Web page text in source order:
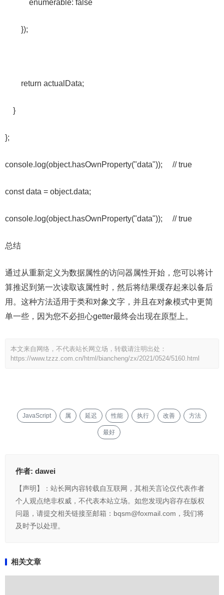
enumerable: false
});
return actualData;
}
};
console.log(object.hasOwnProperty("data")); // true
const data = object.data;
console.log(object.hasOwnProperty("data")); // true
总结
通过从重新定义为数据属性的访问器属性开始，您可以将计
算推迟到第一次读取该属性时，然后将结果缓存起来以备后
用。这种方法适用于类和对象文字，并且在对象模式中更简
单一些，因为您不必担心getter最终会出现在原型上。
本文来自网络，不代表站长网立场，转载请注明出处：
https://www.tzzz.com.cn/html/biancheng/zx/2021/0524/5160.html
JavaScript 属 延迟 性能 执行 改善 方法
最好
作者: dawei
【声明】：站长网内容转载自互联网，其相关言论仅代表作者
个人观点绝非权威，不代表本站立场。如您发现内容存在版权
问题，请提交相关链接至邮箱：bqsm@foxmail.com，我们将
及时予以处理。
相关文章